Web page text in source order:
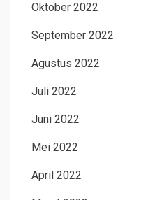
Oktober 2022
September 2022
Agustus 2022
Juli 2022
Juni 2022
Mei 2022
April 2022